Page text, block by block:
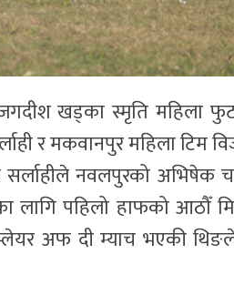
खड्का स्मृति महिला
र मकवानपुर महिला टिम
नवलपुरको अभिषेक
लागि पहिलो हाफको आठौँ
अफ दी म्याच भएकी